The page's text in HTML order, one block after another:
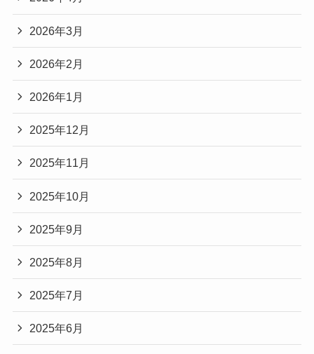
2026年3月
2026年2月
2026年1月
2025年12月
2025年11月
2025年10月
2025年9月
2025年8月
2025年7月
2025年6月